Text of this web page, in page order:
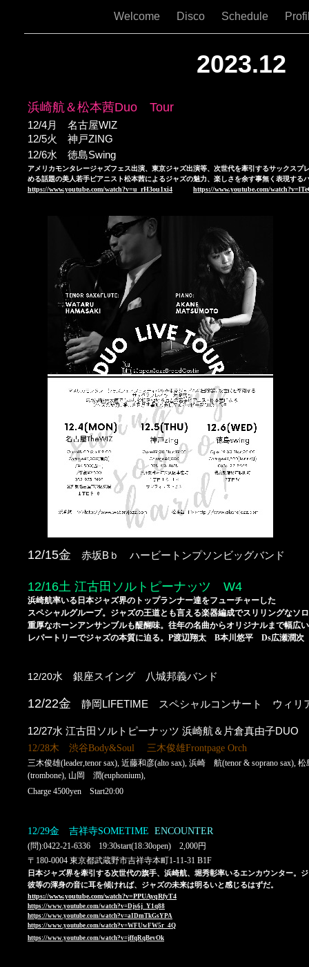
Welcome Disco Schedule
2023.12
浜崎航＆松本茜Duo Tour
12/4月 名古屋WIZ
12/5火 神戸ZING
12/6水 徳島Swing
アメリカモンタレージャズフェス出演、東京ジャズ出演等、次世代を牽引するサックスプ
める話題の美人若手ピアニスト松本茜によるジャズの魅力、楽しさを余す事無く表現する
https://www.youtube.com/watch?v=u_rH3ou1xi4
https://www.youtube.com/
12/15金 赤坂Bｂ ハービートンプソンビッグバンド
12/16土 江古田ソルトピーナッツ W4
浜崎航率いる日本ジャズ界のトップランナー達をフューチャーした
スペシャルグループ。ジャズの王道とも言える楽器編成でスリリングなソ
重厚なホーンアンサンブルも醍醐味。往年の名曲からオリジナルまで幅広い
レパートリーでジャズの本質に迫る。P渡辺翔太 B本川悠平 Ds広瀬潤次
12/20水 銀座スイング 八城邦義バンド
12/22金 静岡 LIFETIME スペシャルコンサート ウィリ
12/27水 江古田ソルトピーナッツ 浜崎航＆片倉真由子DUO
12/28木 渋谷Body&Soul 三木俊雄Frontpage Orch
三木俊雄(leader,tenor sax), 近藤和彦(alto sax), 浜崎 航(tenor & soprano sax),
(trombone), 山岡 潤(euphonium),
Charge 4500yen Start20:00
12/29金 吉祥寺SOMETIME ENCOUNTER
(問):0422-21-6336 19:30start(18:30open) 2,000円
〒180-0004 東京都武蔵野市吉祥寺本町1-11-31 B1F
日本ジャズ界を牽引する次世代の旗手、浜崎航、堀秀彰率いるエンカウンター。
彼等の渾身の音に耳を傾ければ、ジャズの未来は明るいと感じるはずだ。
https://www.youtube.com/watch?v=PPUAyqRfyT4
https://www.youtube.com/watch?v=Djs6j_Y1q88
https://www.youtube.com/watch?v=aIDmTkGsYPA
https://www.youtube.com/watch?v=WFUwFW5r_4Q
https://www.youtube.com/watch?v=jffqRqBevOk